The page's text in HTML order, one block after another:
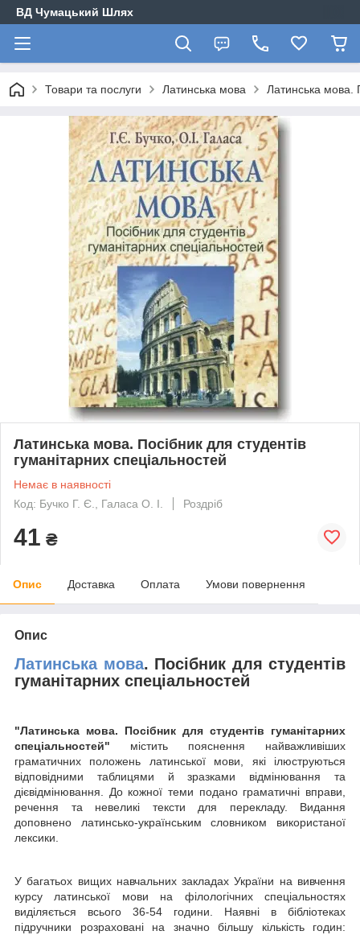
ВД Чумацький Шлях
Товари та послуги Латинська мова Латинська мова.
Латинська мова. Посібник для студентів
гуманітарних спеціальностей
Немає в наявності
Код: Бучко Г. Є., Галаса О. І.
Роздріб
41 ₴
Опис Доставка Оплата Умови повернення
Опис
Латинська мова. Посібник для студентів
гуманітарних спеціальностей
"Латинська мова. Посібник для студентів гуманітарних
спеціальностей" містить пояснення найважливіших
граматичних положень латинської мови, які ілюструються
відповідними та­блицями й зразками відмінювання та
дієвідмінювання. До кожної теми подано граматичні вправи,
речення та невеликі тексти для перекладу. Видання
доповнено латинсько-українським словником використаної
лексики.
У багатьох вищих навчальних закладах України на вивчення
курсу латинської мови на філологічних спеціальностях
виділяється всього 36-54 години. Наявні в бібліотеках
підручники розраховані на значно біль­шу кількість годин: